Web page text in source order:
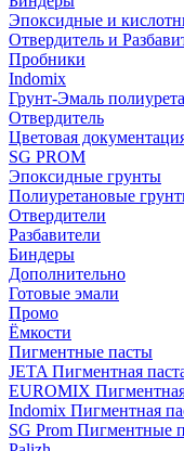
Эпоксидные и
Отвердитель и
Пробники
Indomix
Грунт-Эмаль
Отвердитель
Цветовая
SG PROM
Эпоксидные грунты
Полиуретановые
Отвердители
Разбавители
Биндеры
Дополнительно
Готовые эмали
Промо
Ёмкости
Пигментные пасты
JETA Пигментная
EUROMIX Пигментная
Indomix Пигментная
SG Prom Пигментные